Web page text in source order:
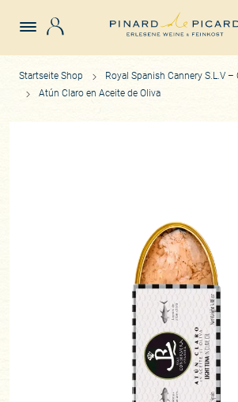
Startseite Shop
Royal Spanish Cannery S.L.V
Atún Claro en Aceite de Oliva